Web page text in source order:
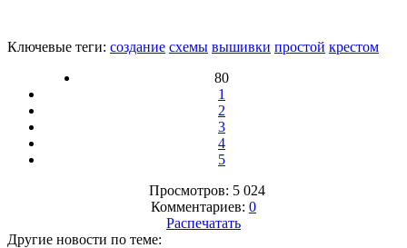
Ключевые теги: создание схемы вышивки простой крестом
80
1
2
3
4
5
Просмотров: 5 024
Комментариев: 0
Распечатать
Другие новости по теме: